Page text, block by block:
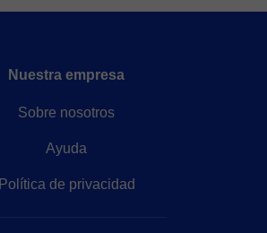
Nuestra empresa
Sobre nosotros
Ayuda
Política de privacidad